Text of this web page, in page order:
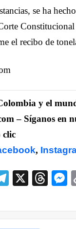
se ha
Constitucional
el recibo de
y el
– Síganos en
clic
,
X